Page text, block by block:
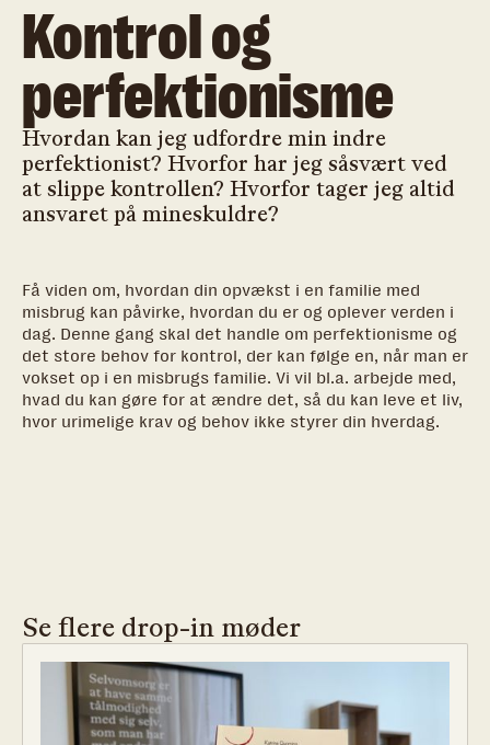
Kontrol og
perfektionisme
Hvordan kan jeg udfordre min indre
perfektionist? Hvorfor har jeg såsvært ved
at slippe kontrollen? Hvorfor tager jeg altid
ansvaret på mineskuldre?
Få viden om, hvordan din opvækst i en familie med
misbrug kan påvirke, hvordan du er og oplever verden i
dag. Denne gang skal det handle om perfektionisme og
det store behov for kontrol, der kan følge en, når man er
vokset op i en misbrugs familie. Vi vil bl.a. arbejde med,
hvad du kan gøre for at ændre det, så du kan leve et liv,
hvor urimelige krav og behov ikke styrer din hverdag.
Se flere drop-in møder